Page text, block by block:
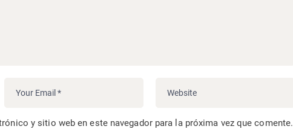
y sitio web en este navegador para la próxima vez que comente.